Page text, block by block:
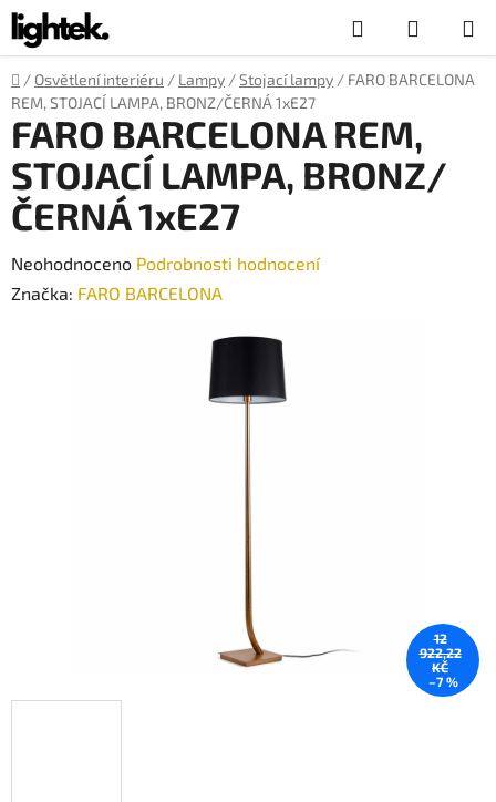
Přejít
na
obsah
Hledat
KOŠÍK
Domů
/ Osvětlení interiéru / Lampy /Stojací lampy / FARO BARCELONA
REM, STOJACÍ LAMPA, BRONZ/ČERNÁ 1xE27
FARO BARCELONA REM,
STOJACÍ LAMPA, BRONZ/
ČERNÁ 1xE27
Průměrné
hodnocení
Neohodnoceno Podrobnosti hodnocení
Značka: FARO BARCELONA
12
922,22
KČ
–7 %